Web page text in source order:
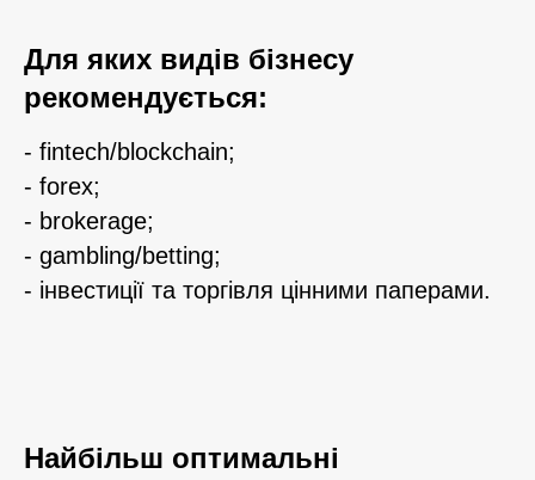
Для яких видів бізнесу
рекомендується:
- fintech/blockchain;
- forex;
- brokerage;
- gambling/betting;
- інвестиції та торгівля цінними паперами.
Найбільш оптимальні